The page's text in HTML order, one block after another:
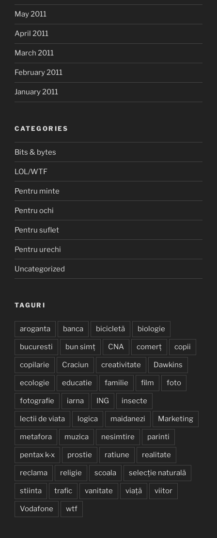
May 2011
April 2011
March 2011
February 2011
January 2011
CATEGORIES
Bits & bytes
LOL/WTF
Pentru minte
Pentru ochi
Pentru suflet
Pentru urechi
Uncategorized
TAGURI
aroganta banca bicicletă biologie
bucuresti bun simț CNA comerț copii
copilarie Craciun creativitate Dawkins
ecologie educatie familie film foto
fotografie iarna ING insecte
lectii de viata logica maidanezi Marketing
metafora muzica nesimtire parinti
pentax k-x prostie ratiune realitate
reclama religie scoala selecție naturală
stiinta trafic vanitate viață viitor
Vodafone wtf